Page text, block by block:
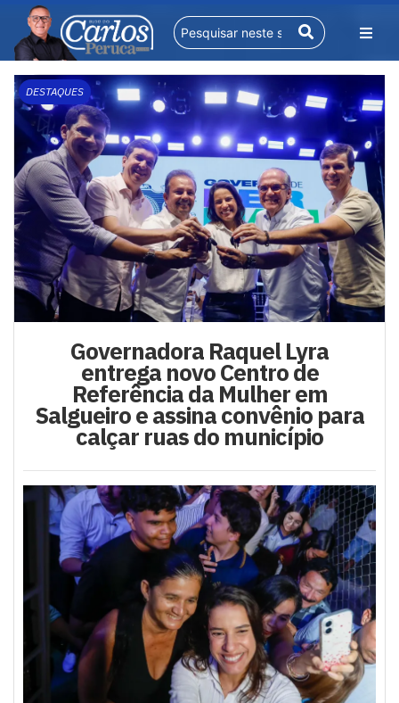
DESTAQUES
Governadora Raquel Lyra
entrega novo Centro de
Referência da Mulher em
Salgueiro e assina convênio para
calçar ruas do município